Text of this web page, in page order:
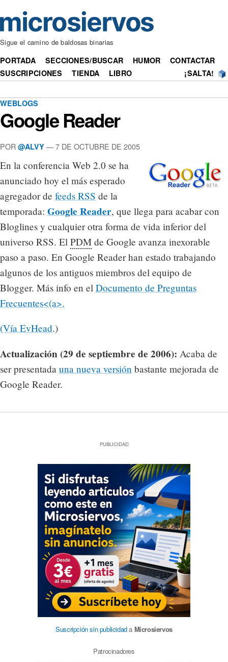
Sigue el camino de baldosas binarias
PORTADA SECCIONES/BUSCAR HUMOR
CONTACTAR
SUSCRIPCIONES
TIENDA LIBRO ¡SALTA!
WEBLOGS
Google Reader
POR @ALVY — 7 DE OCTUBRE DE 2005
En la conferencia Web 2.0 se ha
anunciado hoy el más esperado
agregador de feeds RSS de la
temporada: Google Reader, que llega para acabar con
Bloglines y cualquier otra forma de vida inferior del
universo RSS. El PDM de Google avanza inexorable
paso a paso. En Google Reader han estado trabajando
algunos de los antiguos miembros del equipo de
Blogger. Más info en el Documento de Preguntas
Frecuentes<(a>.
(Vía EvHead.)
Actualización (29 de septiembre de 2006): Acaba de
ser presentada una nueva versión bastante mejorada de
Google Reader.
PUBLICIDAD
Suscripción sin publicidada Microsiervos
Patrocinadores